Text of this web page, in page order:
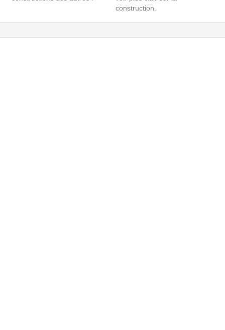
construction.